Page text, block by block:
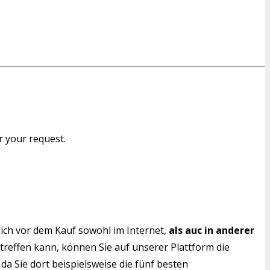
your request.
vor dem Kauf sowohl im Internet, als auc in anderer
kann, können Sie auf unserer Plattform die
Sie dort beispielsweise die fünf besten